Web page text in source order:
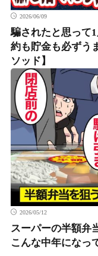
2026/06/09
騙されたと思って
約も貯金も必ずう
ソッド】
2026/05/12
スーパーの半額弁
こんな中年になっ